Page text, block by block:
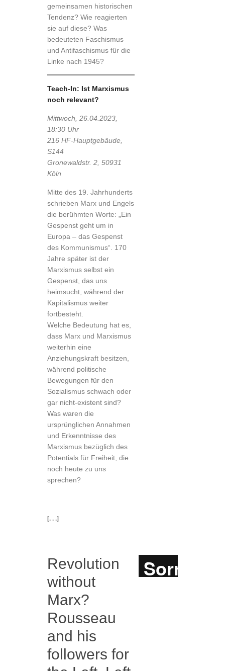
gemeinsamen historischen
Tendenz? Wie reagierten
sie auf diese? Was
bedeuteten Faschismus
und Antifaschismus für die
Linke nach 1945?
Teach-In: Ist Marxismus
noch relevant?
Mittwoch, 26.04.2023,
18:30 Uhr
216 HF-Hauptgebäude,
S144
Gronewaldstr. 2, 50931
Köln
Mitte des 19. Jahrhunderts
schrieben Marx und Engels
die berühmten Worte: „Ein
Gespenst geht um in
Europa – das Gespenst
des Kommunismus“. 170
Jahre später ist der
Marxismus selbst ein
Gespenst, das uns
heimsucht, während der
Kapitalismus weiter
fortbesteht.
Welche Bedeutung hat es,
dass Marx und Marxismus
weiterhin eine
Anziehungskraft besitzen,
während politische
Bewegungen für den
Sozialismus schwach oder
gar nicht-existent sind?
Was waren die
ursprünglichen Annahmen
und Erkenntnisse des
Marxismus bezüglich des
Potentials für Freiheit, die
noch heute zu uns
sprechen?
[. . .]
Revolution
without
Marx?
Rousseau
and his
followers for